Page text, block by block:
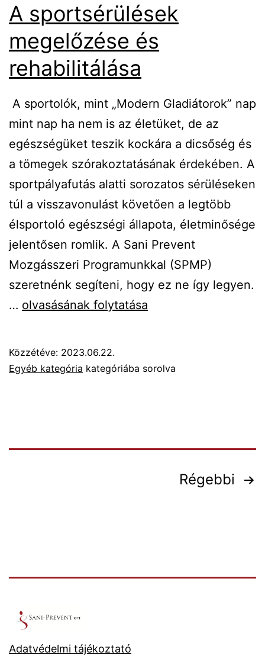
A sportsérülések
megelőzése és
rehabilitálása
A sportolók, mint „Modern Gladiátorok” nap
mint nap ha nem is az életüket, de az
egészségüket teszik kockára a dicsőség és
a tömegek szórakoztatásának érdekében. A
sportpályafutás alatti sorozatos sérüléseken
túl a visszavonulást követően a legtöbb
élsportoló egészségi állapota, életminősége
jelentősen romlik. A Sani Prevent
Mozgásszeri Programunkkal (SPMP)
szeretnénk segíteni, hogy ez ne így legyen.
… A
megelőzése
és
olvasásának folytatása
Közzétéve: 2023.06.22.
Egyéb kategória kategóriába sorolva
Régebbi
Adatvédelmi tájékoztató